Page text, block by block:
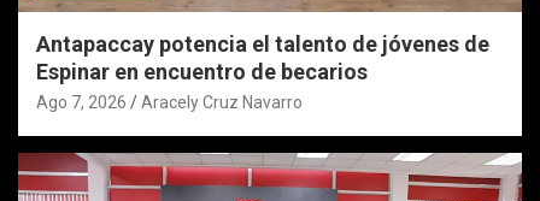
Antapaccay potencia el talento de jóvenes de
Espinar en encuentro de becarios
Ago 7, 2026 Aracely Cruz Navarro